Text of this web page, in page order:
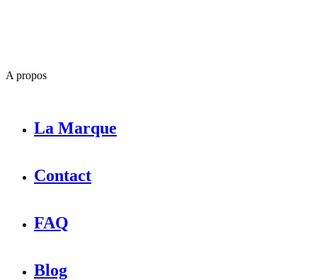
A propos
La Marque
Contact
FAQ
Blog